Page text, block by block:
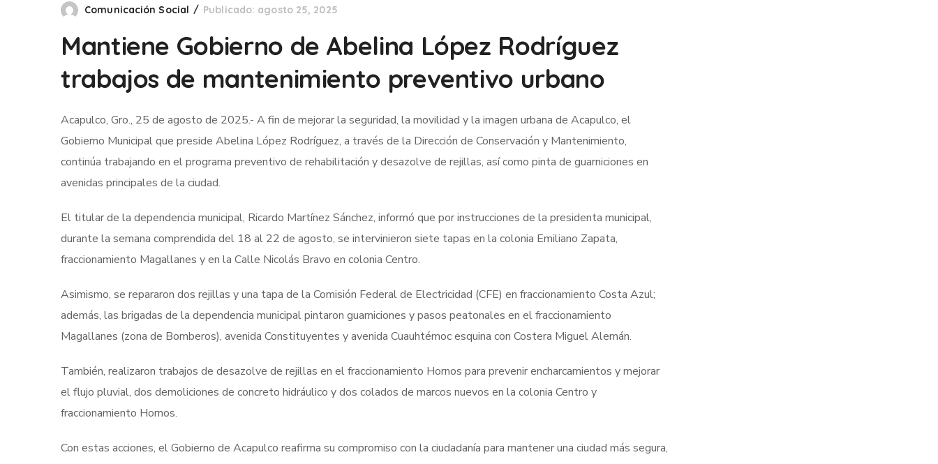
Comunicación Social Publicado: agosto 25, 2025
Mantiene Gobierno de Abelina López Rodríguez
trabajos de mantenimiento preventivo urbano
Acapulco, Gro., 25 de agosto de 2025.- A fin de mejorar la seguridad, la movilidad y la imagen urbana de Acapulco, el
Gobierno Municipal que preside Abelina López Rodríguez, a través de la Dirección de Conservación y Mantenimiento,
continúa trabajando en el programa preventivo de rehabilitación y desazolve de rejillas, así como pinta de guarniciones en
avenidas principales de la ciudad.
El titular de la dependencia municipal, Ricardo Martínez Sánchez, informó que por instrucciones de la presidenta municipal,
durante la semana comprendida del 18 al 22 de agosto, se intervinieron siete tapas en la colonia Emiliano Zapata,
fraccionamiento Magallanes y en la Calle Nicolás Bravo en colonia Centro.
Asimismo, se repararon dos rejillas y una tapa de la Comisión Federal de Electricidad (CFE) en fraccionamiento Costa Azul;
además, las brigadas de la dependencia municipal pintaron guarniciones y pasos peatonales en el fraccionamiento
Magallanes (zona de Bomberos), avenida Constituyentes y avenida Cuauhtémoc esquina con Costera Miguel Alemán.
También, realizaron trabajos de desazolve de rejillas en el fraccionamiento Hornos para prevenir encharcamientos y mejorar
el flujo pluvial, dos demoliciones de concreto hidráulico y dos colados de marcos nuevos en la colonia Centro y
fraccionamiento Hornos.
Con estas acciones, el Gobierno de Acapulco reafirma su compromiso con la ciudadanía para mantener una ciudad más segura,